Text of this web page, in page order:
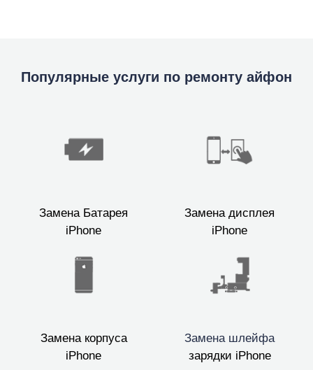
Популярные услуги по ремонту айфон
Замена Батарея
iPhone
Замена дисплея
iPhone
Замена корпуса
iPhone
Замена шлейфа
зарядки iPhone